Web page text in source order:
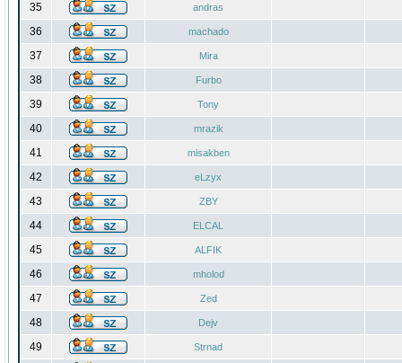
35 andras
36 machado
37 Mira
38 Furbo
39 Tony
40 mrazik
41 misakben
42 eLzyx
43 ZBY
44 ELCAL
45 ALFIK
46 mholod
47 Zed
48 Dejv
49 Strnad